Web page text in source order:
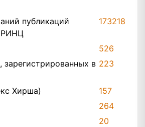
публикаций
РИНЦ
173218
526
зарегистрированных в 223
Хирша)
157
264
20